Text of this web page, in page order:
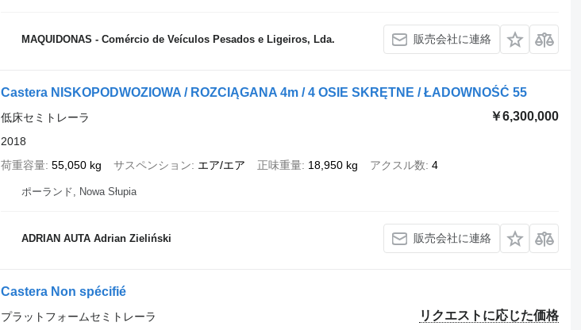
MAQUIDONAS - Comércio de Veículos Pesados e Ligeiros, Lda. 販売会社に連絡
Castera NISKOPODWOZIOWA / ROZCIĄGANA 4m / 4 OSIE SKRĘTNE / ŁADOWNOŚĆ 55
￥6,300,000
低床セミトレーラ
2018
荷重容量 55,050 kg サスペンション エア/エア 正味重量 18,950 kg アクスル数 4
ポーランド, Nowa Słupia
ADRIAN AUTA Adrian Zieliński 販売会社に連絡
Castera Non spécifié
リクエストに応じた価格
プラットフォームセミトレーラ